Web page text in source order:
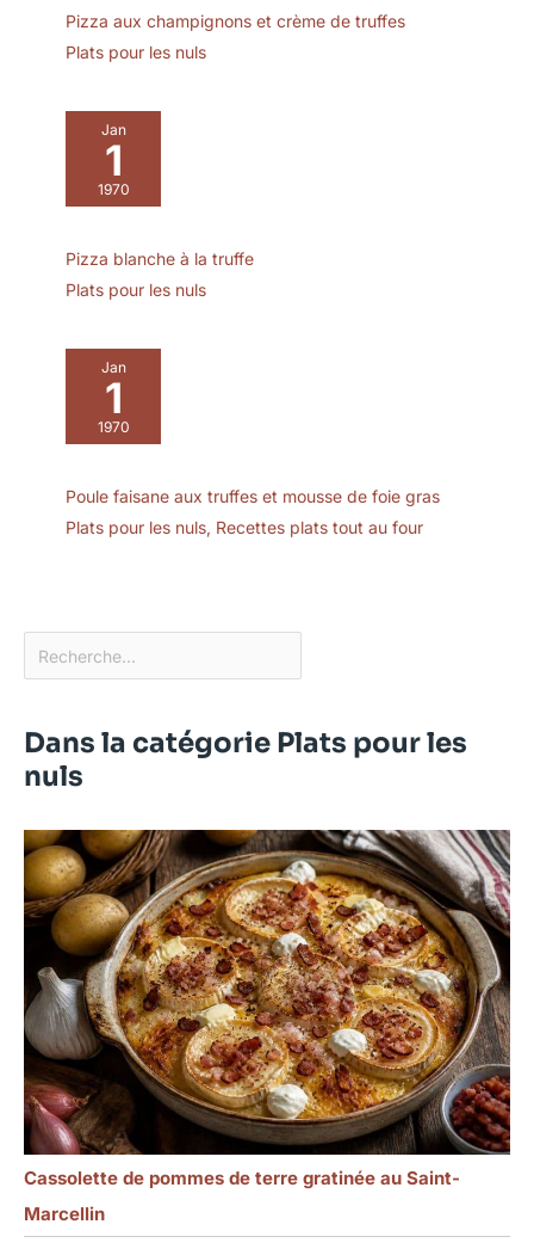
Pizza aux champignons et crème de truffes
Plats pour les nuls
Jan
1
1970
Pizza blanche à la truffe
Plats pour les nuls
Jan
1
1970
Poule faisane aux truffes et mousse de foie gras
Plats pour les nuls, Recettes plats tout au four
Dans la catégorie Plats pour les
nuls
Cassolette de pommes de terre gratinée au Saint-
Marcellin